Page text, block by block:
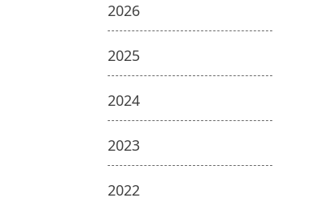
2026
2025
2024
2023
2022